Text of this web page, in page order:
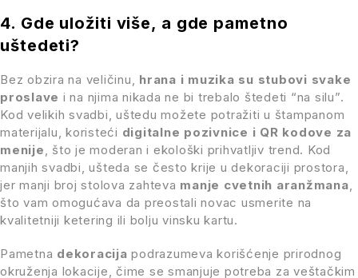
4. Gde uložiti više, a gde pametno
uštedeti?
Bez obzira na veličinu, hrana i muzika su stubovi svake
proslave i na njima nikada ne bi trebalo štedeti “na silu”.
Kod velikih svadbi, uštedu možete potražiti u štampanom
materijalu, koristeći digitalne pozivnice i QR kodove za
menije, što je moderan i ekološki prihvatljiv trend. Kod
manjih svadbi, ušteda se često krije u dekoraciji prostora,
jer manji broj stolova zahteva manje cvetnih aranžmana,
što vam omogućava da preostali novac usmerite na
kvalitetniji ketering ili bolju vinsku kartu.
Pametna dekoracija podrazumeva korišćenje prirodnog
okruženja lokacije, čime se smanjuje potreba za veštačkim